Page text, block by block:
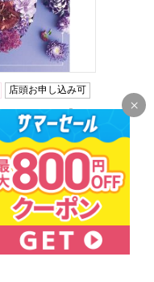
る
店頭お申し込み可
ュッセル【カ
【贈りものカ
5点満点中）
件の評価
）
お気に入